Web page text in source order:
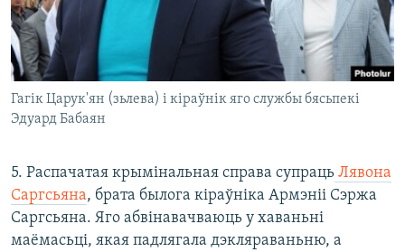
Гагік Царук'ян (зьлева) і кіраўнік яго службы бясьпекі
Эдуард Бабаян
5. Распачатая крымінальная справа супраць Лявона
Саргсьяна, брата былога кіраўніка Армэніі Сэржа
Саргсьяна. Яго абвінавачваюць у хаваньні
маёмасьці, якая падлягала дэкляраваньню, а